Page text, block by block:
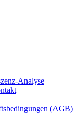
Analyse
(AGB)